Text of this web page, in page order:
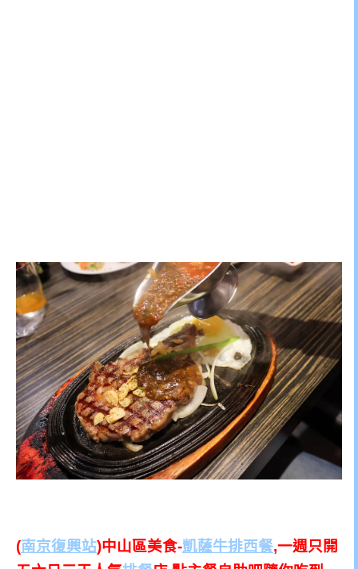
(南京復興站)中山區美食-凱薩牛排西餐,一週只開